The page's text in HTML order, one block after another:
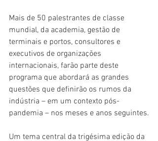
Mais de 50 palestrantes de classe
mundial, da academia, gestão de
terminais e portos, consultores e
executivos de organizações
internacionais, farão parte deste
programa que abordará as grandes
questões que definirão os rumos da
indústria – em um contexto pós-
pandemia – nos meses e anos seguintes.
Um tema central da trigésima edição da